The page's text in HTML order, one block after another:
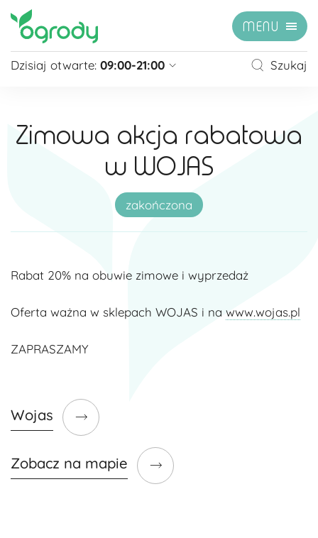
MENU
Dzisiaj otwarte: 09:00-21:00
zamknięte
Niedziela handlowa
10:00 - 20:00
zobacz więcej »
Szukaj
Zimowa akcja rabatowa
w WOJAS
zakończona
Rabat 20% na obuwie zimowe i wyprzedaż
Oferta ważna w sklepach WOJAS i na www.wojas.pl
ZAPRASZAMY
Wojas
Zobacz na mapie